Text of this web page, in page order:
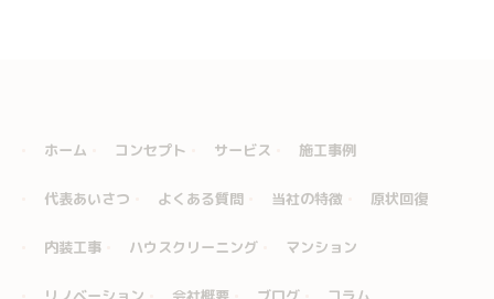
ホーム コンセプト サービス 施工事例
代表あいさつ よくある質問 当社の特徴 原状回復
内装工事 ハウスクリーニング マンション